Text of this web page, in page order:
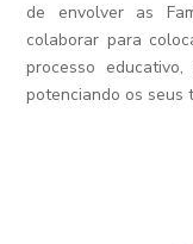
de envolver as
colaborar para
processo
potenciando os seus